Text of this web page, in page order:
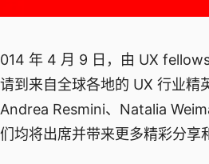
014 年 4 月 9 日，由 UX
请到来自全球各地的 UX 行业
Andrea Resmini、Natalia
们均将出席并带来更多精彩分享